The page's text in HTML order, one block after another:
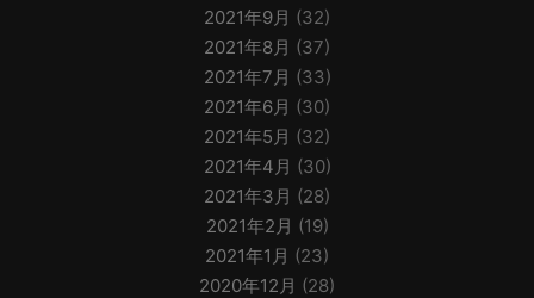
2021年9月 (32)
2021年8月 (37)
2021年7月 (33)
2021年6月 (30)
2021年5月 (32)
2021年4月 (30)
2021年3月 (28)
2021年2月 (19)
2021年1月 (23)
2020年12月 (28)